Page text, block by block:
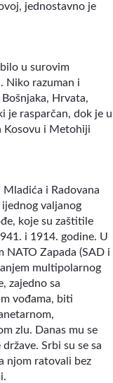
jednostavno je
u surovim
Niko razuman i
Hrvata,
je rasparčan, dok je u
Kosovu i Metohiji
i Radovana
valjanog
koje su zaštitile
i 1914. godine. U
NATO Zapada (SAD i
multipolarnog
zajedno sa
vođama, biti
zlu. Danas mu se
Srbi su se sa
njom ratovali bez